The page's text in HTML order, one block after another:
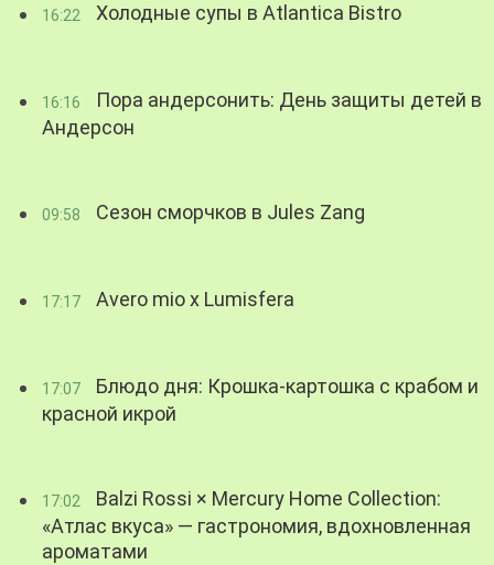
16:22 Холодные супы в Atlantica Bistro
16:16
Пора андерсонить: День защиты детей в
Андерсон
09:58 Сезон сморчков в Jules Zang
17:17 Avero mio x Lumisfera
17:07
Блюдо дня: Крошка-картошка с крабом и
красной икрой
17:02
Balzi Rossi × Mercury Home Collection:
«Атлас вкуса» — гастрономия, вдохновленная
ароматами